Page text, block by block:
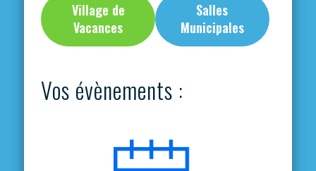
Village de
Vacances
Salles
Municipales
Vos évènements :